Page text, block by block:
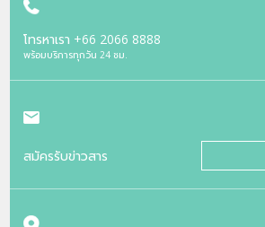
โทรหาเรา +66 2066 8888
พร้อมบริการทุกวัน 24 ชม.
สมัครรับข่าวสาร